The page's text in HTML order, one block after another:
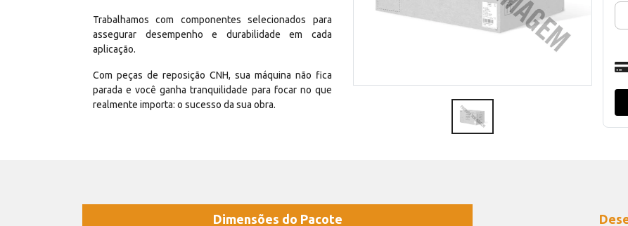
Trabalhamos com componentes selecionados para
assegurar desempenho e durabilidade em cada
aplicação.
Com peças de reposição CNH, sua máquina não fica
parada e você ganha tranquilidade para focar no que
realmente importa: o sucesso da sua obra.
Dimensões do Pacote